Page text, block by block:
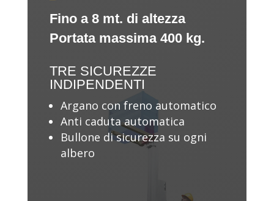
Fino a 8 mt. di altezza
Portata massima 400 kg.
TRE SICUREZZE
INDIPENDENTI
Argano con freno automatico
Anti caduta automatica
Bullone di sicurezza su ogni
albero